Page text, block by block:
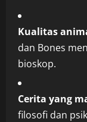
Kualitas
dan Bones
bioskop.
Cerita yang
filosofi dan